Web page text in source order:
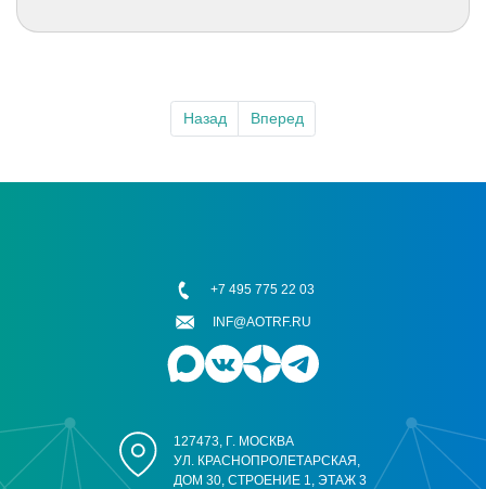
Назад Вперед
127473, Г. МОСКВА
УЛ. КРАСНОПРОЛЕТАРСКАЯ,
ДОМ 30, СТРОЕНИЕ 1, ЭТАЖ 3
+7 495 775 22 03
INF@AOTRF.RU